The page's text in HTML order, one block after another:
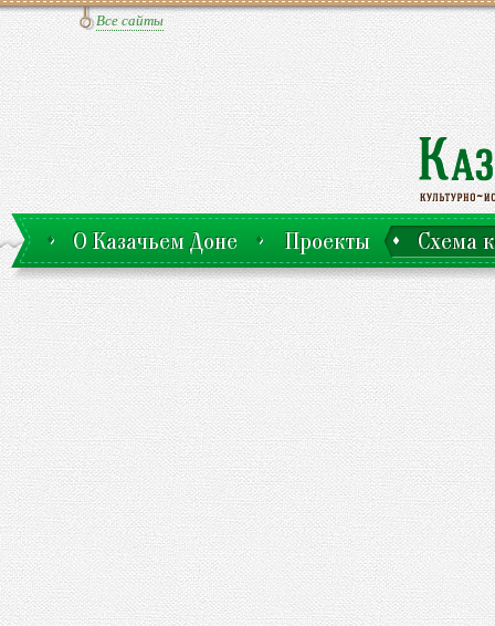
О Казачьем Доне Проекты Схема
Все сайты